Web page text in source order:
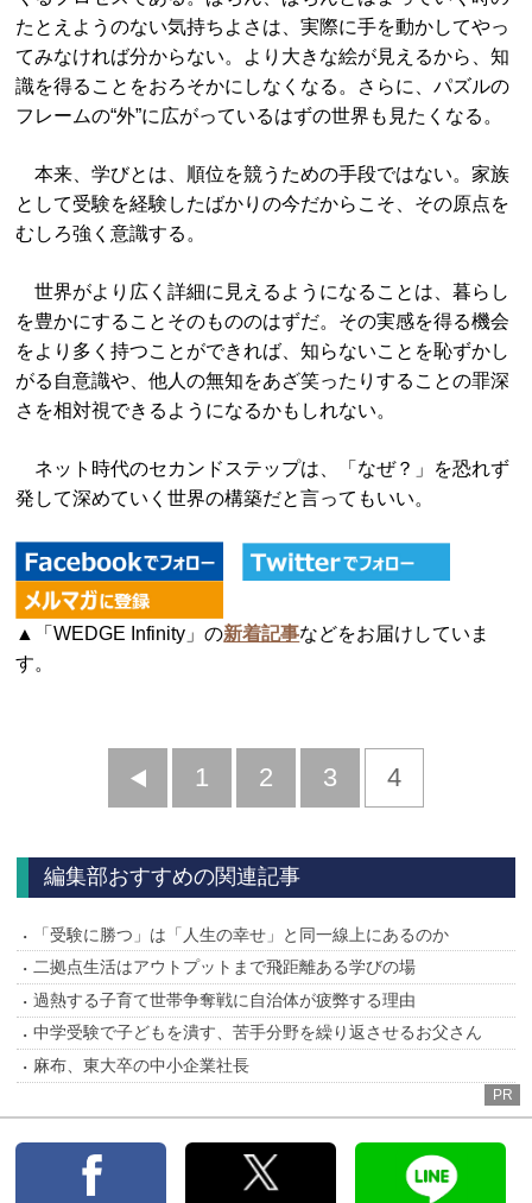
たとえようのない気持ちよさは、実際に手を動かしてやっ
てみなければ分からない。より大きな絵が見えるから、知
識を得ることをおろそかにしなくなる。さらに、パズルの
フレームの“外”に広がっているはずの世界も見たくなる。
本来、学びとは、順位を競うための手段ではない。家族
として受験を経験したばかりの今だからこそ、その原点を
むしろ強く意識する。
世界がより広く詳細に見えるようになることは、暮らし
を豊かにすることそのもののはずだ。その実感を得る機会
をより多く持つことができれば、知らないことを恥ずかし
がる自意識や、他人の無知をあざ笑ったりすることの罪深
さを相対視できるようになるかもしれない。
ネット時代のセカンドステップは、「なぜ？」を恐れず
発して深めていく世界の構築だと言ってもいい。
▲「WEDGE Infinity」の新着記事などをお届けしていま
す。
前
1 2 3 4
編集部おすすめの関連記事
「受験に勝つ」は「人生の幸せ」と同一線上にあるのか
二拠点生活はアウトプットまで飛距離ある学びの場
過熱する子育て世帯争奪戦に自治体が疲弊する理由
中学受験で子どもを潰す、苦手分野を繰り返させるお父さん
麻布、東大卒の中小企業社長
PR